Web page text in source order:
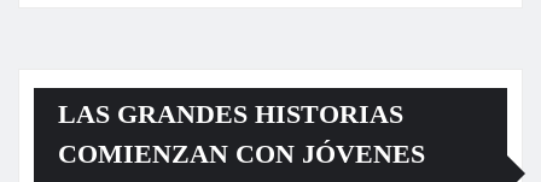
LAS GRANDES HISTORIAS
COMIENZAN CON JÓVENES